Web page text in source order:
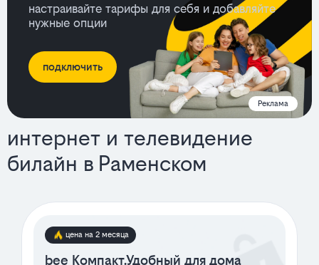
настраивайте тарифы для себя и добавляйте
нужные опции
подключить
Реклама
интернет и телевидение
билайн в Раменском
тарифы
цена на 2 месяца
bee Компакт.Удобный для дома